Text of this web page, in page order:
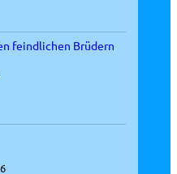
feindlichen Brüdern